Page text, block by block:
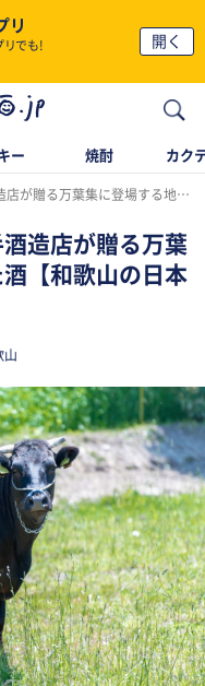
リ
リでも!
開く
ー 焼酎 カク
登場する地名を冠した酒【和歌山の日本酒】
酒造店が贈る万葉
【和歌山の日本
山